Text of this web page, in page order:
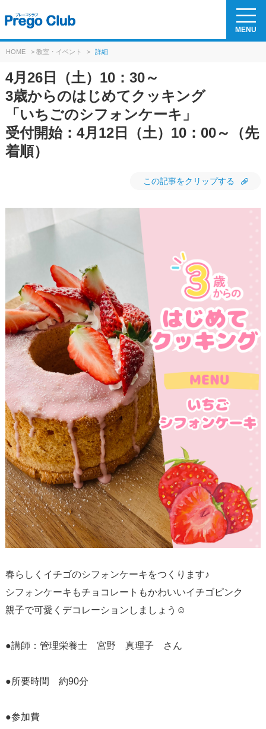
MENU
HOME > 教室・イベント > 詳細
4月26日（土）10：30～
3歳からのはじめてクッキング
「いちごのシフォンケーキ」
受付開始：4月12日（土）10：00～（先
着順）
この記事をクリップする
春らしくイチゴのシフォンケーキをつくります♪
シフォンケーキもチョコレートもかわいいイチゴピンク
親子で可愛くデコレーションしましょう☺
●講師：管理栄養士 宮野 真理子 さん
●所要時間 約90分
●参加費